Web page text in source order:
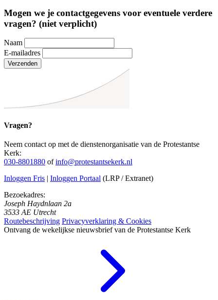
Mogen we je contactgegevens voor eventuele verdere
vragen? (niet verplicht)
Naam
E-mailadres
Verzenden
Vragen?
Neem contact op met de dienstenorganisatie van de Protestantse
Kerk:
030-8801880 ofinfo@protestantsekerk.nl
Inloggen Fris | Inloggen Portaal (LRP / Extranet)
Bezoekadres:
Joseph Haydnlaan 2a
3533 AE Utrecht
Routebeschrijving Privacyverklaring & Cookies
Ontvang de wekelijkse nieuwsbrief van de Protestantse Kerk